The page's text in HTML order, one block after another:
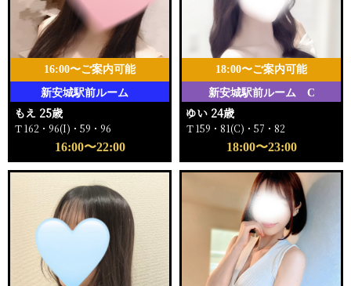
新安城駅前ルーム
16:00〜ご案内可能
もえ 25歳
Ｔ162・96(I)・59・96
16:00〜22:00
新安城駅前ルーム C
18:00〜ご案内可能
ゆい 24歳
Ｔ159・81(C)・57・82
18:00〜23:00